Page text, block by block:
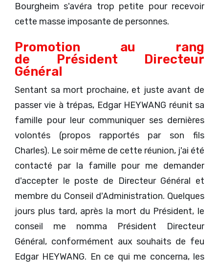
Bourgheim s'avéra trop petite pour recevoir
cette masse imposante de personnes.
Promotion au rang
de Président Directeur
Général
Sentant sa mort prochaine, et juste avant de
passer vie à trépas, Edgar HEYWANG réunit sa
famille pour leur communiquer ses dernières
volontés (propos rapportés par son fils
Charles). Le soir même de cette réunion, j'ai été
contacté par la famille pour me demander
d'accepter le poste de Directeur Général et
membre du Conseil d'Administration. Quelques
jours plus tard, après la mort du Président, le
conseil me nomma Président Directeur
Général, conformément aux souhaits de feu
Edgar HEYWANG. En ce qui me concerna, les